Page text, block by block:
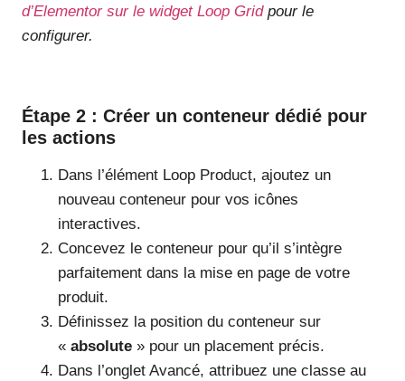
d’Elementor sur le widget Loop Gridpour le
configurer.
Étape 2 : Créer un conteneur dédié pour
les actions
Dans l’élément Loop Product, ajoutez un
nouveau conteneur pour vos icônes
interactives.
Concevez le conteneur pour qu’il s’intègre
parfaitement dans la mise en page de votre
produit.
Définissez la position du conteneur sur
« absolute » pour un placement précis.
Dans l’onglet Avancé, attribuez une classe au